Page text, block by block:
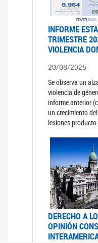
INFORME
TRIMESTRE
VIOLENCIA
20/08/2025
Se observa un
violencia de
informe anterior
un crecimiento
lesiones
DERECHO A
OPINIÓN